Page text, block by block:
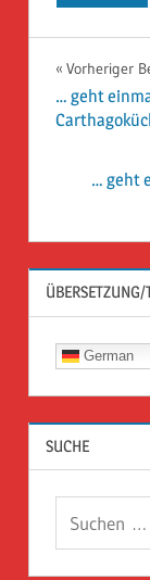
Vorheriger
… geht
… geht
ÜBERSETZUNG/
German
SUCHE